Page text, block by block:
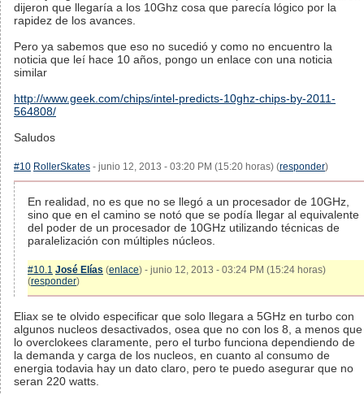
dijeron que llegaría a los 10Ghz cosa que parecía lógico por la
rapidez de los avances.
Pero ya sabemos que eso no sucedió y como no encuentro la
noticia que leí hace 10 años, pongo un enlace con una noticia
similar
http://www.geek.com/chips/intel-predicts-10ghz-chips-by-2011-
564808/
Saludos
#10 RollerSkates - junio 12, 2013 - 03:20 PM (15:20 horas) (responder)
En realidad, no es que no se llegó a un procesador de 10GHz,
sino que en el camino se notó que se podía llegar al equivalente
del poder de un procesador de 10GHz utilizando técnicas de
paralelización con múltiples núcleos.
#10.1 José Elías (enlace) - junio 12, 2013 - 03:24 PM (15:24 horas)
(responder)
Eliax se te olvido especificar que solo llegara a 5GHz en turbo con
algunos nucleos desactivados, osea que no con los 8, a menos que
lo overclokees claramente, pero el turbo funciona dependiendo de
la demanda y carga de los nucleos, en cuanto al consumo de
energia todavia hay un dato claro, pero te puedo asegurar que no
seran 220 watts.